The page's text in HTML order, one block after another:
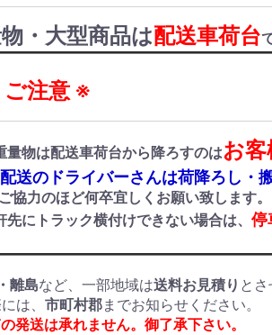
・大型商品は配送車荷台
注意 ※
量物は配送車荷台から降ろすのはお客
送のドライバーさんは荷降ろし・
協力のほど何卒宜しくお願い致します。
先にトラック横付けできない場合は、停
離島など、一部地域は送料お見積り と
は、市町村郡までお知らせください。
発送は承れません。御了承下さい。